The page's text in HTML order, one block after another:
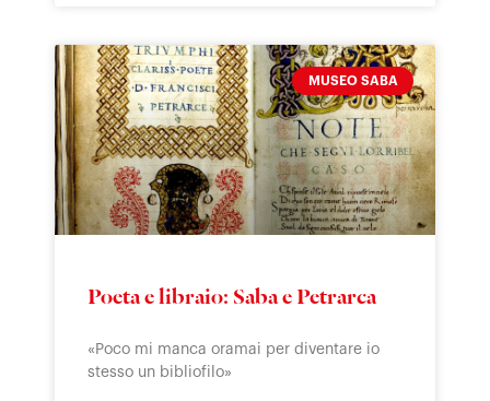
MUSEO SABA
Poeta e libraio: Saba e Petrarca
«Poco mi manca oramai per diventare io
stesso un bibliofilo»